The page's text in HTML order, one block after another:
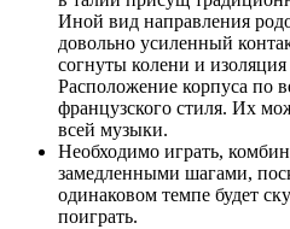
Иной вид направления
довольно усиленный
согнуты колени и изоляция
Расположение корпуса по
французского стиля. Их
всей музыки.
Необходимо играть,
замедленными шагами,
одинаковом темпе будет
поиграть.